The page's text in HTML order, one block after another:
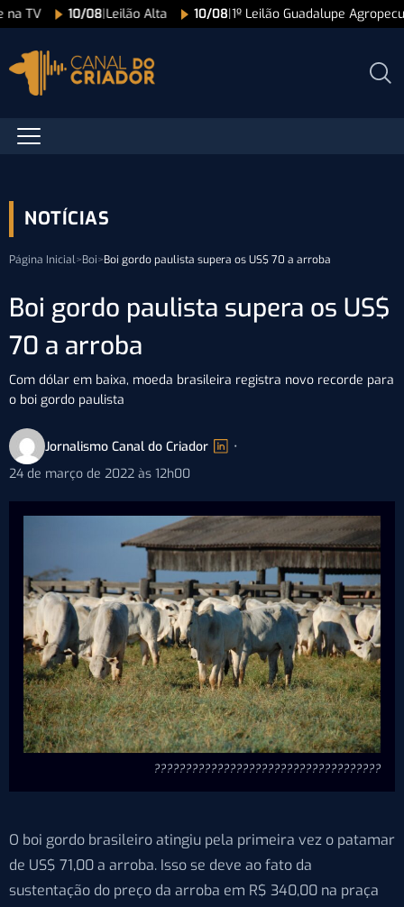
na TV 10/08|Leilão Alta 10/08|1º Leilão Guadalupe
NOTÍCIAS
Página Inicial>Boi>Boi gordo paulista supera os US$ 70 a arroba
Boi gordo paulista supera os US$
70 a arroba
Com dólar em baixa, moeda brasileira registra novo recorde para
o boi gordo paulista
Jornalismo Canal do Criador
•
24 de março de 2022 às 12h00
????????????????????????????????????
O boi gordo brasileiro atingiu pela primeira vez o patamar
de US$ 71,00 a arroba. Isso se deve ao fato da
sustentação do preço da arroba em R$ 340,00 na praça